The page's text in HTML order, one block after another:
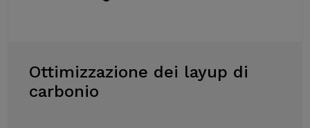
Ottimizzazione dei layup di
carbonio